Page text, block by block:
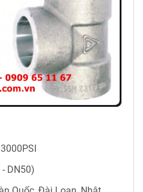
DN50)